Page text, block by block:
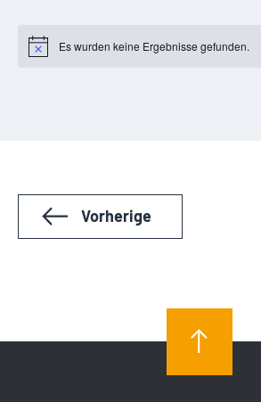
Notice Es wurden keine Ergebnisse gefunden.
VorherigeVeranstaltungen